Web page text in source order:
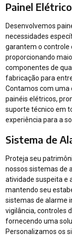
Painel
Desenvolvemos
necessidades
garantem o controle
proporcionando
componentes de
fabricação para
Contamos com uma
painéis elétricos,
suporte técnico em
experiência para a
Sistema de
Proteja seu
nossos sistemas de
atividade suspeita e
mantendo seu
sistemas de alarme
vigilância, controles
fornecendo uma
Personalizamos os